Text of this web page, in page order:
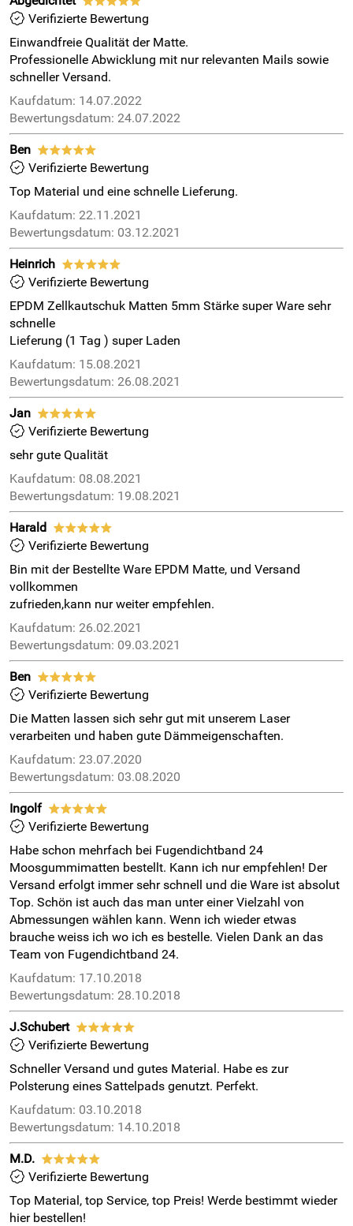
Verifizierte Bewertung
Einwandfreie Qualität der Matte.
Professionelle Abwicklung mit nur relevanten Mails sowie
schneller Versand.
Kaufdatum: 14.07.2022
Bewertungsdatum: 24.07.2022
Ben *****
Verifizierte Bewertung
Top Material und eine schnelle Lieferung.
Kaufdatum: 22.11.2021
Bewertungsdatum: 03.12.2021
Heinrich *****
Verifizierte Bewertung
EPDM Zellkautschuk Matten 5mm Stärke super Ware sehr
schnelle
Lieferung (1 Tag ) super Laden
Kaufdatum: 15.08.2021
Bewertungsdatum: 26.08.2021
Jan *****
Verifizierte Bewertung
sehr gute Qualität
Kaufdatum: 08.08.2021
Bewertungsdatum: 19.08.2021
Harald *****
Verifizierte Bewertung
Bin mit der Bestellte Ware EPDM Matte, und Versand
vollkommen
zufrieden,kann nur weiter empfehlen.
Kaufdatum: 26.02.2021
Bewertungsdatum: 09.03.2021
Ben *****
Verifizierte Bewertung
Die Matten lassen sich sehr gut mit unserem Laser
verarbeiten und haben gute Dämmeigenschaften.
Kaufdatum: 23.07.2020
Bewertungsdatum: 03.08.2020
Ingolf *****
Verifizierte Bewertung
Habe schon mehrfach bei Fugendichtband 24
Moosgummimatten bestellt. Kann ich nur empfehlen! Der
Versand erfolgt immer sehr schnell und die Ware ist absolut
Top. Schön ist auch das man unter einer Vielzahl von
Abmessungen wählen kann. Wenn ich wieder etwas
brauche weiss ich wo ich es bestelle. Vielen Dank an das
Team von Fugendichtband 24.
Kaufdatum: 17.10.2018
Bewertungsdatum: 28.10.2018
J.Schubert *****
Verifizierte Bewertung
Schneller Versand und gutes Material. Habe es zur
Polsterung eines Sattelpads genutzt. Perfekt.
Kaufdatum: 03.10.2018
Bewertungsdatum: 14.10.2018
M.D. *****
Verifizierte Bewertung
Top Material, top Service, top Preis! Werde bestimmt wieder
hier bestellen!